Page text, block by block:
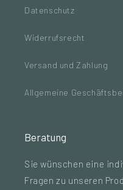
Datenschutz
Widerrufsrecht
Versand und Zahlung
Allgemeine
Beratung
Sie wünschen eine
Fragen zu unseren